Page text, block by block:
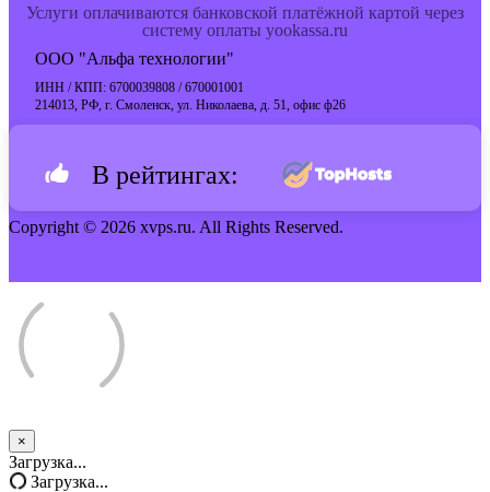
Услуги оплачиваются банковской платёжной картой через
систему оплаты yookassa.ru
ООО "Альфа технологии"
ИНН / КПП: 6700039808 / 670001001
214013, РФ, г. Смоленск, ул. Николаева, д. 51, офис ф26
В рейтингах:
Copyright © 2026 xvps.ru. All Rights Reserved.
×
Закрыть
тикет
Загрузка...
Загрузка...